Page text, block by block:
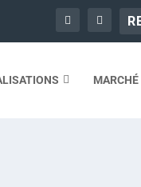
MARCHÉ